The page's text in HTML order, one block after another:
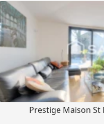
Prestige Maison St